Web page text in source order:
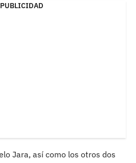
PUBLICIDAD
Jara, así como los otros dos